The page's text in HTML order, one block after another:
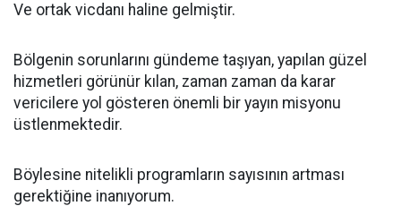
Ve ortak vicdanı haline gelmiştir.
Bölgenin sorunlarını gündeme taşıyan, yapılan güzel
hizmetleri görünür kılan, zaman zaman da karar
vericilere yol gösteren önemli bir yayın misyonu
üstlenmektedir.
Böylesine nitelikli programların sayısının artması
gerektiğine inanıyorum.